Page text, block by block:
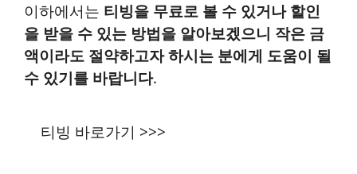
이하에서는 티빙을 무료로 볼 수 있거나 할인
을 받을 수 있는 방법을 알아보겠으니 작은 금
액이라도 절약하고자 하시는 분에게 도움이 될
수 있기를 바랍니다.
티빙 바로가기 >>>